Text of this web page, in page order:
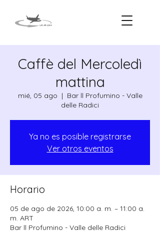
Caffè del Mercoledì
mattina
mié, 05 ago
  |
Bar ll Profumino - Valle
delle Radici
Ya no es posible registrarse
Ver otros eventos
Horario
05 de ago de 2026, 10:00 a. m. – 11:00 a.
m. ART
Bar ll Profumino - Valle delle Radici